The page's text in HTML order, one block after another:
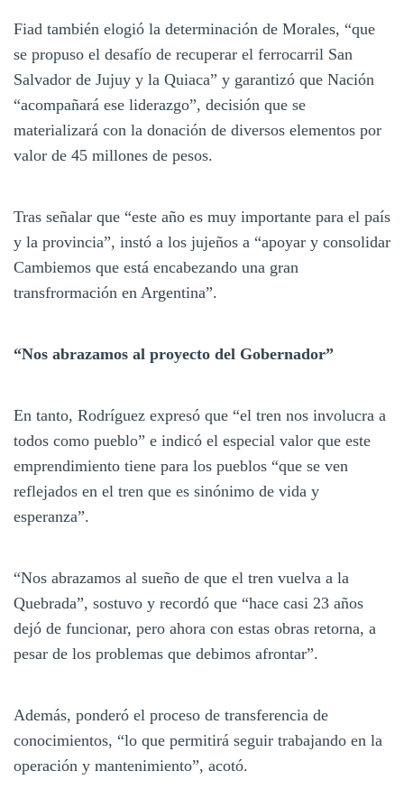
Fiad también elogió la determinación de Morales, “que
se propuso el desafío de recuperar el ferrocarril San
Salvador de Jujuy y la Quiaca” y garantizó que Nación
“acompañará ese liderazgo”, decisión que se
materializará con la donación de diversos elementos por
valor de 45 millones de pesos.
Tras señalar que “este año es muy importante para el país
y la provincia”, instó a los jujeños a “apoyar y consolidar
Cambiemos que está encabezando una gran
transfrormación en Argentina”.
“Nos abrazamos al proyecto del Gobernador”
En tanto, Rodríguez expresó que “el tren nos involucra a
todos como pueblo” e indicó el especial valor que este
emprendimiento tiene para los pueblos “que se ven
reflejados en el tren que es sinónimo de vida y
esperanza”.
“Nos abrazamos al sueño de que el tren vuelva a la
Quebrada”, sostuvo y recordó que “hace casi 23 años
dejó de funcionar, pero ahora con estas obras retorna, a
pesar de los problemas que debimos afrontar”.
Además, ponderó el proceso de transferencia de
conocimientos, “lo que permitirá seguir trabajando en la
operación y mantenimiento”, acotó.